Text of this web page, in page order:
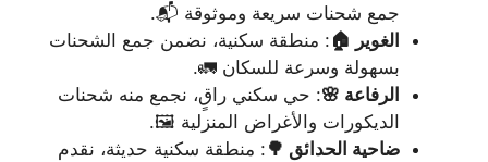
جمع شحنات سريعة وموثوقة 📬.
الغوير 🏠 : منطقة سكنية، نضمن جمع الشحنات
بسهولة وسرعة للسكان 🚛.
الرفاعة 🌸: حي سكني راقٍ، نجمع منه شحنات
الديكورات والأغراض المنزلية 🖼️.
ضاحية الحدائق 🌳 : منطقة سكنية حديثة، نقدم